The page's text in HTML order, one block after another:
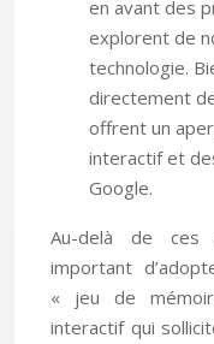
en avant des
explorent de
technologie.
directement
offrent un
interactif et
Google.
Au-delà de ces
important
« jeu de
interactif qui